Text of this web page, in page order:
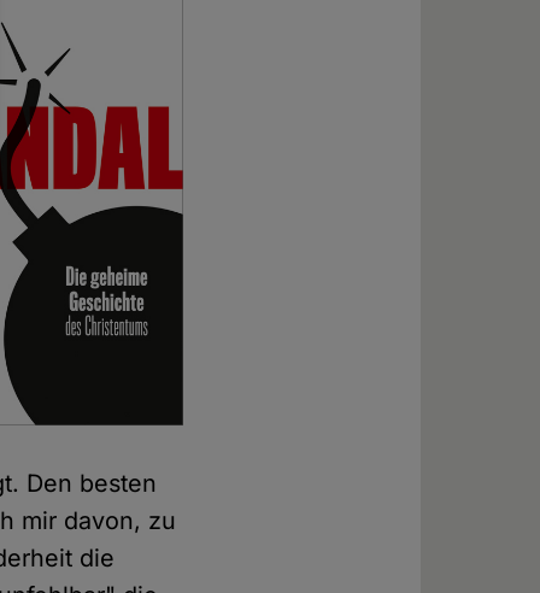
Den besten
mir davon, zu
die